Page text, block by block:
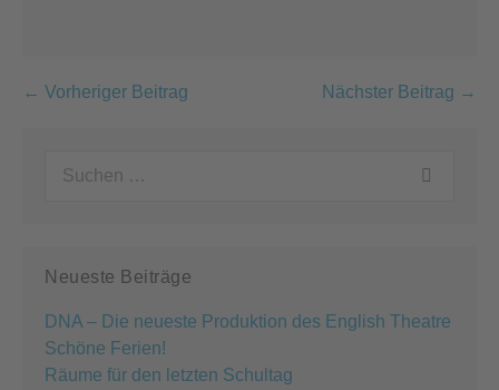
Beitragsnavigation
← Vorheriger Beitrag Nächster Beitrag →
Neueste Beiträge
DNA – Die neueste Produktion des English Theatre
Schöne Ferien!
Räume für den letzten Schultag